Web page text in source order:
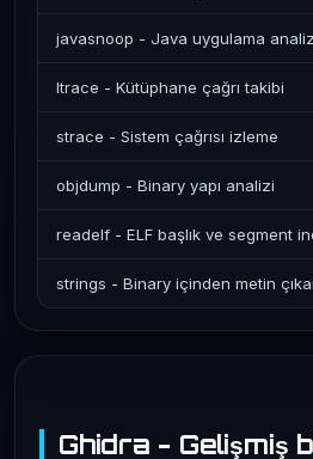
Ghidra - Gelişmiş
javasnoop - Java uygulama
ltrace - Kütüphane çağrı takibi
strace - Sistem çağrısı izleme
objdump - Binary yapı analizi
readelf - ELF başlık ve segment
strings - Binary içinden metin